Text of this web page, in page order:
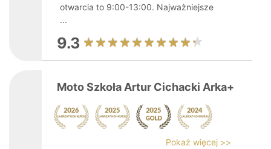
otwarcia to 9:00-13:00. Najważniejsze
...
9.3
Moto Szkoła Artur Cichacki Arka+
Pokaż więcej >>